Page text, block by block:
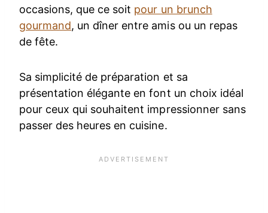
occasions, que ce soit pour un brunch
gourmand, un dîner entre amis ou un repas
de fête.
Sa simplicité de préparation et sa
présentation élégante en font un choix idéal
pour ceux qui souhaitent impressionner sans
passer des heures en cuisine.